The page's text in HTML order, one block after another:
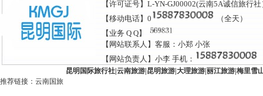
【许可证号】L-YN-GJ00002(云南5A诚信旅行社
【移动电话】0
（全天）
【业务 Q Q】
【网站联系人】客服：小郑 小张
【网站负责人】小李 手机：
昆明国际旅行社| 云南旅游| 昆明旅游| 大理旅游| 丽江旅游| 梅里雪
推荐链接： 云南国旅